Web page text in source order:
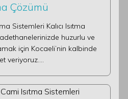
Çözümü
Sistemleri Kalıcı Isıtma
huzurlu ve
için Kocaeli’nin kalbinde
veriyoruz.…